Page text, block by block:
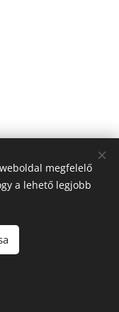
megfelelő
a lehető legjobb